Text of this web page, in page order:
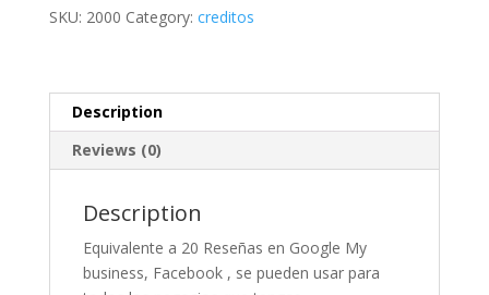
SKU: 2000 Category: creditos
Description
Reviews (0)
Description
Equivalente a 20 Reseñas en Google My
business, Facebook , se pueden usar para